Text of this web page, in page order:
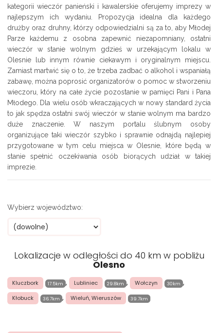
kategorii wieczór panieński i kawalerskie oferujemy imprezy w
najlepszym ich wydaniu. Propozycja idealna dla każdego
drużby oraz druhny, którzy odpowiedzialni są za to, aby Młodej
Parze każdemu z osobna zapewnić niezapomniany, ostatni
wieczór w stanie wolnym gdzieś w urzekającym lokalu w
Olesnie lub innym równie ciekawym i oryginalnym miejscu.
Zamiast martwić się o to, że trzeba zadbać o alkohol i wspaniałą
zabawę, można poprosić organizatorów o pomoc w stworzeniu
wieczoru, który na całe życie pozostanie w pamięci Pani i Pana
Młodego. Dla wielu osób wkraczających w nowy standard życia
to jak spędza ostatni swój wieczór w stanie wolnym ma bardzo
duże znaczenie. W naszym portalu ślubnym osoby
organizujące taki wieczór szybko i sprawnie odnajdą najlepiej
przygotowane w tym celu miejsca w Olesnie, które będą w
stanie spełnić oczekiwania osób biorących udział w takiej
imprezie.
Wybierz województwo:
Lokalizacje w odległości do 40 km w pobliżu
Olesno
Kluczbork 17.5km , Lubliniec 29.8km , Wołczyn 30km ,
Kłobuck 36.7km , Wieluń, Wieruszów 39.7km